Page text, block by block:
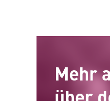
Mehr